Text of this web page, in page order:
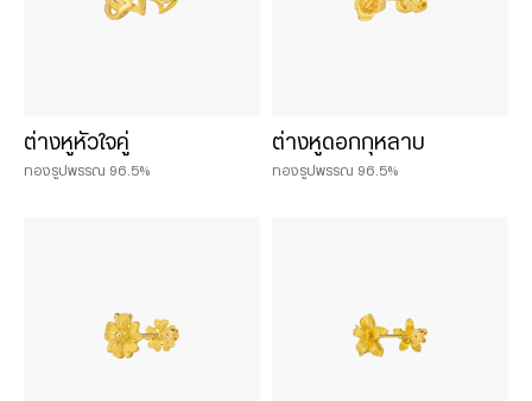
Bangles
Jewelry Sets
Chinese - Style Gold Jewelry
น้ำหนักสินค้า
ต่างหูหัวใจคู่
ทองรูปพรรณ 96.5%
ต่างหูดอกกุหลาบ
ทองรูปพรรณ 96.5%